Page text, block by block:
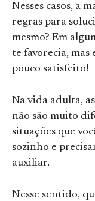
Nesses casos, a
regras para
mesmo? Em
te favorecia, mas
pouco satisfeito!
Na vida adulta,
não são muito
situações que
sozinho e
auxiliar.
Nesse sentido,